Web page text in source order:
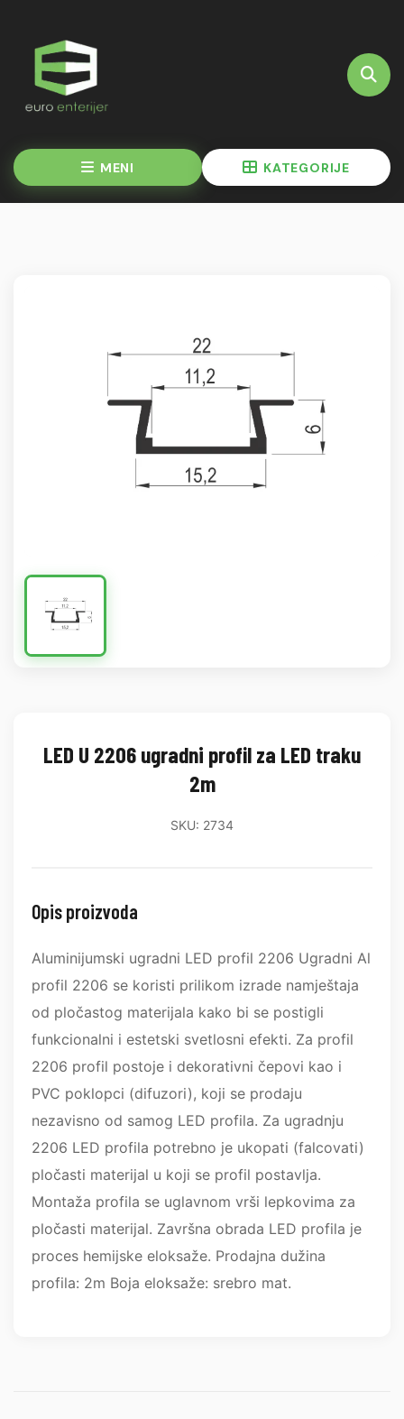
MENI KATEGORIJE
LED U 2206 ugradni profil za LED traku
2m
SKU: 2734
Opis proizvoda
Aluminijumski ugradni LED profil 2206 Ugradni Al
profil 2206 se koristi prilikom izrade namještaja
od pločastog materijala kako bi se postigli
funkcionalni i estetski svetlosni efekti. Za profil
2206 profil postoje i dekorativni čepovi kao i
PVC poklopci (difuzori), koji se prodaju
nezavisno od samog LED profila. Za ugradnju
2206 LED profila potrebno je ukopati (falcovati)
pločasti materijal u koji se profil postavlja.
Montaža profila se uglavnom vrši lepkovima za
pločasti materijal. Završna obrada LED profila je
proces hemijske eloksaže. Prodajna dužina
profila: 2m Boja eloksaže: srebro mat.